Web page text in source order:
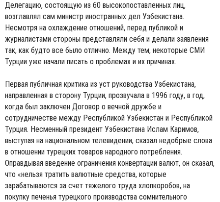
Делегацию, состоящую из 60 высокопоставленных лиц,
возглавлял сам министр иностранных дел Узбекистана.
Несмотря на охлаждение отношений, перед публикой и
журналистами стороны представляли себя и делали заявления
так, как будто все было отлично. Между тем, некоторые СМИ
Турции уже начали писать о проблемах и их причинах.
Первая публичная критика из уст руководства Узбекистана,
направленная в сторону Турции, прозвучала в 1996 году, в год,
когда был заключен Договор о вечной дружбе и
сотрудничестве между Республикой Узбекистан и Республикой
Турция. Несменный президент Узбекистана Ислам Каримов,
выступая на национальном телевидении, сказал недобрые слова
в отношении турецких товаров народного потребления.
Оправдывая введение ограничения конвертации валют, он сказал,
что «нельзя тратить валютные средства, которые
зарабатываются за счет тяжелого труда хлопкоробов, на
покупку печенья турецкого производства сомнительного